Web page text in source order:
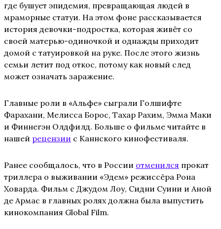
где бушует эпидемия, превращающая людей в
мраморные статуи. На этом фоне рассказывается
история девочки-подростка, которая живёт со
своей матерью-одиночкой и однажды приходит
домой с татуировкой на руке. После этого жизнь
семьи летит под откос, потому как новый след
может означать заражение.
Главные роли в «Альфе» сыграли Голшифте
Фарахани, Мелисса Борос, Тахар Рахим, Эмма Маки
и Финнегэн Олдфилд. Больше о фильме читайте в
нашей рецензии с Каннского кинофестиваля.
Ранее сообщалось, что в России отменился прокат
триллера о выживании «Эдем» режиссёра Рона
Ховарда. Фильм с Джудом Лоу, Сидни Суини и Аной
де Армас в главных ролях должна была выпустить
кинокомпания Global Film.